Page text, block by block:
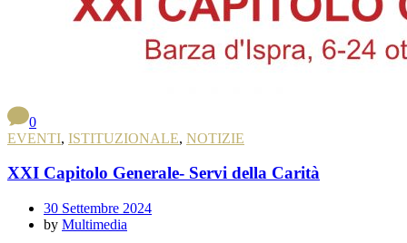
0
EVENTI, ISTITUZIONALE, NOTIZIE
XXI Capitolo Generale- Servi della Carità
30 Settembre 2024
by Multimedia